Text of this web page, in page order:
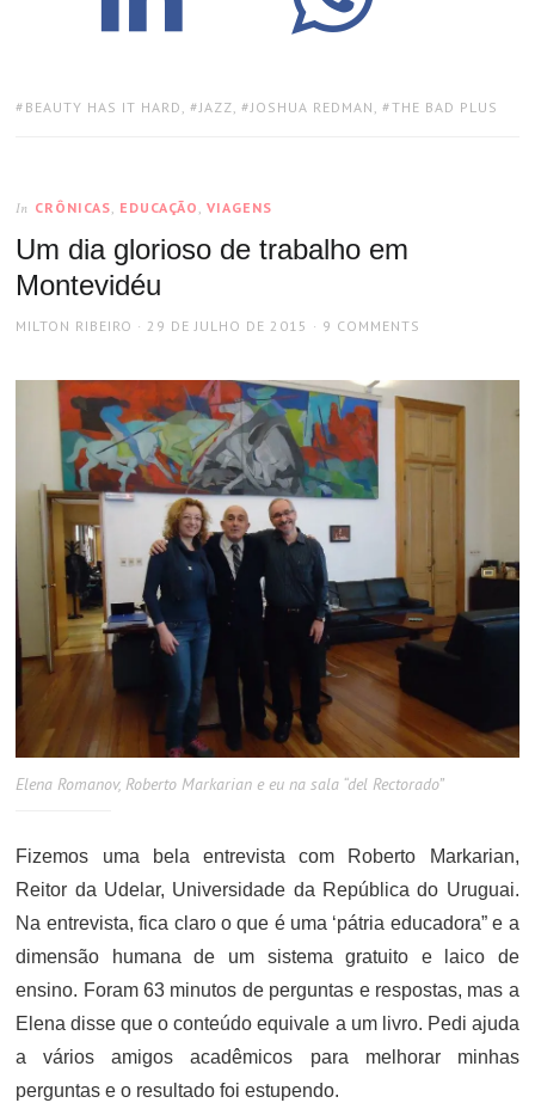
TAGS:
BEAUTY HAS IT HARD , JAZZ, JOSHUA REDMAN , THE BAD PLUS
In CRÔNICAS, EDUCAÇÃO ,VIAGENS
Um dia glorioso de trabalho em
Montevidéu
AUTHOR
MILTON RIBEIRO
POSTED
29 DE JULHO DE 2015 9 COMMENTS
Elena Romanov, Roberto Markarian e eu na sala “del Rectorado”
Fizemos uma bela entrevista com Roberto Markarian,
Reitor da Udelar, Universidade da República do Uruguai.
Na entrevista, fica claro o que é uma ‘pátria educadora” e a
dimensão humana de um sistema gratuito e laico de
ensino. Foram 63 minutos de perguntas e respostas, mas a
Elena disse que o conteúdo equivale a um livro. Pedi ajuda
a vários amigos acadêmicos para melhorar minhas
perguntas e o resultado foi estupendo.